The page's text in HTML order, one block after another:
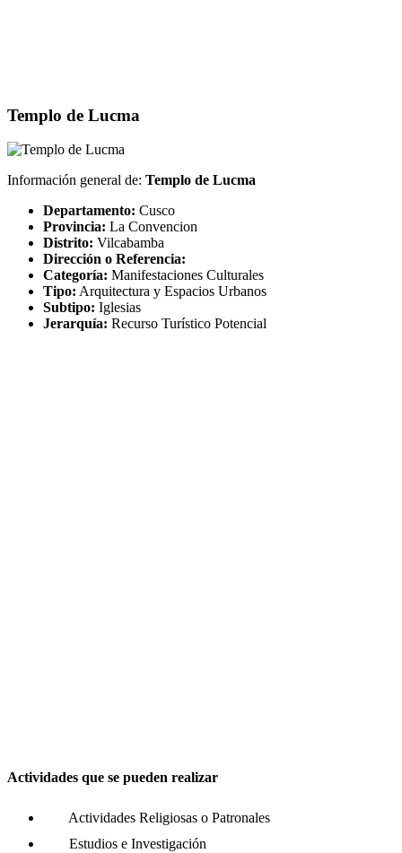
Templo de Lucma
Información general de: Templo de Lucma
Departamento: Cusco
Provincia: La Convencion
Distrito: Vilcabamba
Dirección o Referencia:
Categoría: Manifestaciones Culturales
Tipo: Arquitectura y Espacios Urbanos
Subtipo: Iglesias
Jerarquía: Recurso Turístico Potencial
Actividades que se pueden realizar
Actividades Religiosas o Patronales
Estudios e Investigación